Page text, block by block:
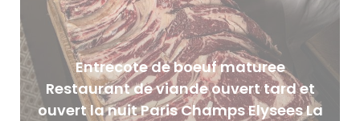
Entrecote de boeuf maturee
Restaurant de viande ouvert tard et
ouvert la nuit Paris Champs Elysees La